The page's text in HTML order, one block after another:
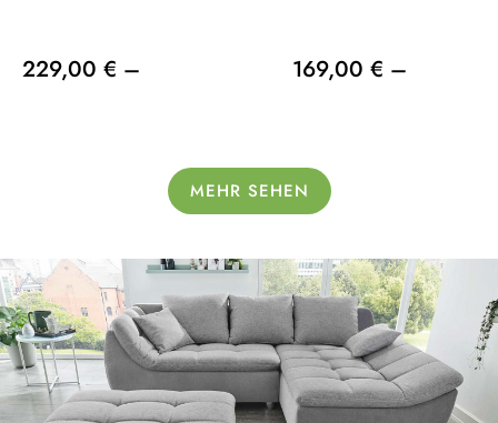
229,00 € – 169,00 € –
MEHR SEHEN